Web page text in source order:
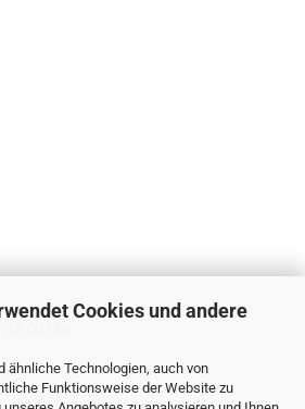
Cookies und andere
ähnliche Technologien, auch von
Funktionsweise der Website zu
Uhr